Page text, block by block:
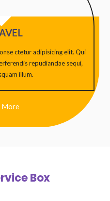
ctetur adipisicing elit. Qui
repudiandae sequi,
illum.
More
Box